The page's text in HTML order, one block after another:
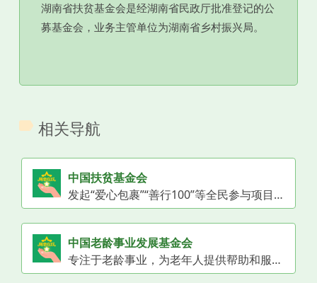
湖南省扶贫基金会是经湖南省民政厅批准登记的公
募基金会，业务主管单位为湖南省乡村振兴局。
相关导航
中国扶贫基金会
发起“爱心包裹”“善行100”等全民参与项目，中基透明指数FTI连续多年满分，获民政部5A级评估。
中国老龄事业发展基金会
专注于老龄事业，为老年人提供帮助和服务。